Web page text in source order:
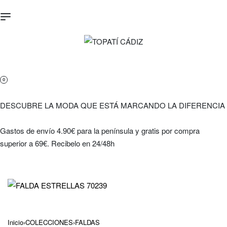
0
DESCUBRE LA MODA QUE ESTÁ MARCANDO LA DIFERENCIA
Gastos de envío 4.90€ para la península y gratis por compra
superior a 69€. Recibelo en 24/48h
Inicio›COLECCIONES›FALDAS